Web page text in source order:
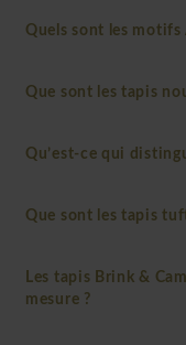
Quels sont les motifs
Que sont les tapis
Qu’est-ce qui
Que sont les tapis
Les tapis Brink &
mesure ?